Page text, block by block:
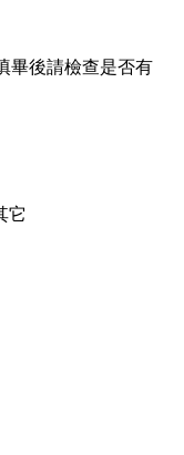
畢後請檢查是否有
它